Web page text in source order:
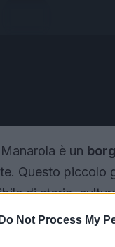
Do Not Process My
è un
Questo piccolo
di storia,
un weekend